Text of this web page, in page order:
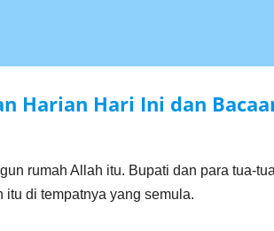
Harian Hari Ini dan
rumah Allah itu. Bupati dan para tua-
itu di tempatnya yang semula.